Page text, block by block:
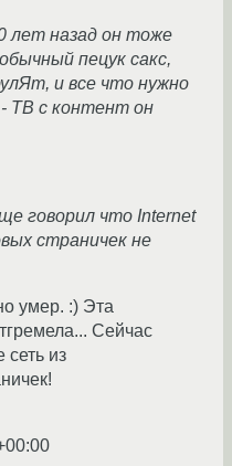
лет назад он тоже
пецук сакс,
и все что нужно
- ТВ с контент он
говорил что Internet
страничек не
умер. :) Эта
Сейчас
сеть из